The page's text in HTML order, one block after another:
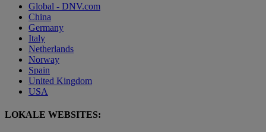
Global - DNV.com
China
Germany
Italy
Netherlands
Norway
Spain
United Kingdom
USA
LOKALE WEBSITES: